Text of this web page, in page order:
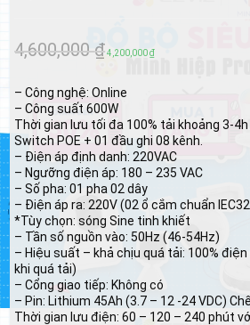
4,600,000₫Giá
là:
4,600,000 ₫.
4,200,000₫Giá
là:
4,200,000 ₫.
– Công nghệ: Online
– Công suất 600W
Thời gian lưu tối đa 100% tải khoảng 3-
Switch POE + 01 đầu ghi 08 kênh.
– Điện áp định danh: 220VAC
– Ngưỡng điện áp: 180 – 235 VAC
– Số pha: 01 pha 02 dây
– Điện áp ra: 220V (02 ổ cắm chuẩn
*Tùy chọn: sóng Sine tinh khiết
– Tần số nguồn vào: 50Hz (46-54Hz)
– Hiệu suất – khả chịu quá tải: 100%
khi quá tải)
– Cổng giao tiếp: Không có
– Pin: Lithium 45Ah (3.7 – 12 -24 VDC)
Thời gian lưu điện: 60 – 120 – 240 phút